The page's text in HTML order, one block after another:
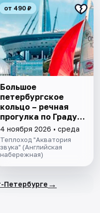
от 490 ₽
Большое
петербургское
кольцо – речная
прогулка пo Граду
на Неве с
авторской
экскурсией и живой
музыкой в тёплом
салоне теплохода
4 ноября 2026 • среда
Теплоход "Акватория
звука" (Английская
набережная)
Петербурге →